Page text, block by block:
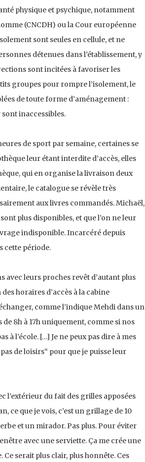
physique et psychique, notamment
(CNCDH) ou la Cour européenne
sont seules en cellule, et ne
détenues dans l’établissement, y
sont incitées à favoriser les
groupes pour rompre l’isolement, le
de toute forme d’aménagement :
inaccessibles.
de sport par semaine, certaines se
leur étant interdite d’accès, elles
qui en organise la livraison deux
le catalogue se révèle très
aux livres commandés. Michaël,
plus disponibles, et que l’on ne leur
indisponible. Incarcéré depuis
cette période.
avec leurs proches revêt d’autant plus
horaires d’accès à la cabine
comme l’indique Mehdi dans un
de 8h à 17h uniquement, comme si nos
à l’école. […] Je ne peux pas dire à mes
de loisirs“ pour que je puisse leur
l’extérieur du fait des grilles apposées
ce que je vois, c’est un grillage de 10
et un mirador. Pas plus. Pour éviter
avec une serviette. Ça me crée une
serait plus clair, plus honnête. Ces